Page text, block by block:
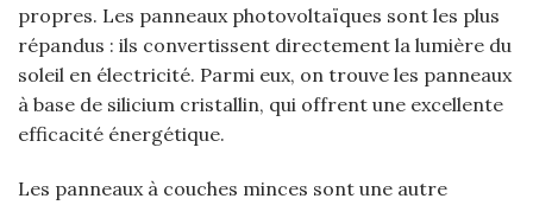
propres. Les panneaux photovoltaïques sont les plus
répandus : ils convertissent directement la lumière du
soleil en électricité. Parmi eux, on trouve les panneaux
à base de silicium cristallin, qui offrent une excellente
efficacité énergétique.
Les panneaux à couches minces sont une autre